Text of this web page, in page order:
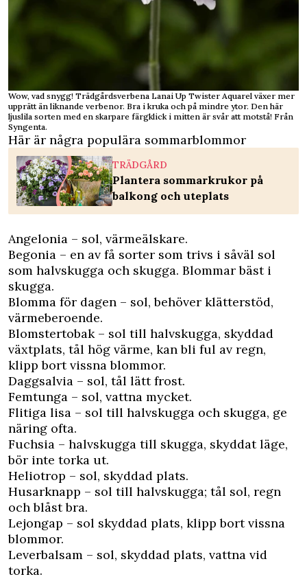
Wow, vad snygg! Trädgårdsverbena Lanai Up Twister Aquarel växer mer
upprätt än liknande verbenor. Bra i kruka och på mindre ytor. Den här
ljuslila sorten med en skarpare färgklick i mitten är svår att motstå! Från
Syngenta.
Här är några populära sommarblommor
TRÄDGÅRD
Plantera sommarkrukor på
balkong och uteplats
Angelonia – sol, värmeälskare.
Begonia – en av få sorter som trivs i såväl sol
som halvskugga och skugga. Blommar bäst i
skugga.
Blomma för dagen – sol, behöver klätterstöd,
värmeberoende.
Blomstertobak – sol till halvskugga, skyddad
växtplats, tål hög värme, kan bli ful av regn,
klipp bort vissna blommor.
Daggsalvia – sol, tål lätt frost.
Femtunga – sol, vattna mycket.
Flitiga lisa – sol till halvskugga och skugga, ge
näring ofta.
Fuchsia – halvskugga till skugga, skyddat läge,
bör inte torka ut.
Heliotrop – sol, skyddad plats.
Husarknapp – sol till halvskugga; tål sol, regn
och blåst bra.
Lejongap – sol skyddad plats, klipp bort vissna
blommor.
Leverbalsam – sol, skyddad plats, vattna vid
torka.